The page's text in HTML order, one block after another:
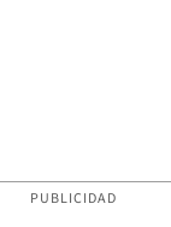
PUBLICIDAD